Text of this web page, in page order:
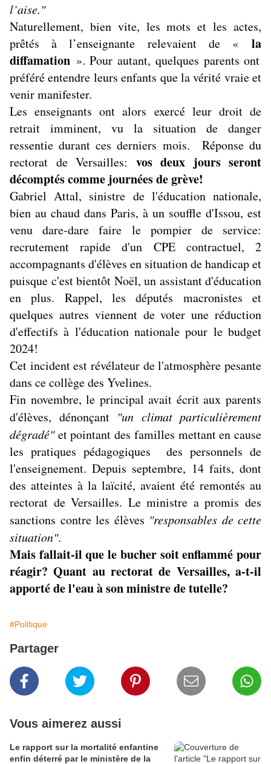
l’aise."
Naturellement, bien vite, les mots et les actes,
prêtés à l’enseignante relevaient de « la
diffamation ». Pour autant, quelques parents ont
préféré entendre leurs enfants que la vérité vraie et
venir manifester.
Les enseignants ontalors exercé leur droit de
retrait imminent, vu la situation de danger
ressentie durant ces derniers mois. Réponse du
rectorat de Versailles: vos deux jours seront
décomptés comme journées de grève!
Gabriel Attal, sinistre de l'éducation nationale,
bien au chaud dans Paris, à un souffle d'Issou, est
venu dare-dare faire le pompier de service:
recrutement rapide d'un CPE contractuel, 2
accompagnants d'élèves en situation de handicap et
puisque c'est bientôt Noël, un assistant d'éducation
en plus. Rappel, les députés macronistes et
quelques autres viennent de voter une réduction
d'effectifs à l'éducation nationale pour le budget
2024!
Cet incident est révélateur de l'atmosphère pesante
dans ce collège des Yvelines.
Fin novembre, le principal avait écrit aux parents
d'élèves, dénonçant "un climat particulièrement
dégradé"et pointant des familles mettant en cause
les pratiques pédagogiques des personnels de
l'enseignement. Depuis septembre, 14 faits, dont
des atteintes à la laïcité, avaient été remontés au
rectorat de Versailles. Le ministre a promis des
sanctions contre les élèves "responsables de cette
situation".
Mais fallait-il que le bucher soit enflammé pour
réagir? Quant au rectorat de Versailles, a-t-il
apporté de l'eau à son ministre de tutelle?
#Politique
Partager
Vous aimerez aussi
Le rapport sur la mortalité enfantine
enfin déterré par le ministère de la